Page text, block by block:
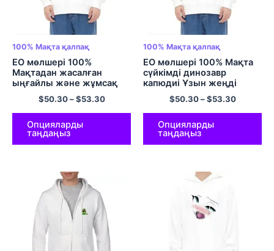
100% Мақта қалпақ
ЕО мөлшері 100%
Мақтадан жасалған
ыңғайлы және жұмсақ
капюшондар отбасылық
капюдиі Сәйкес келетін
капюди Үлкен өлшемді
пуловер капюшонды,
жеңі ұзын жейде көп
түсті
$50.30–$53.30
Опцияларды
таңдаңыз
100% Мақта қалпақ
ЕО мөлшері 100% Мақта
сүйкімді динозавр
капюдиі Ұзын жеңді
Кавайи капюшоны үлкен
размерлі мультфильмдік
кездейсоқ эстетикалық
пуловер көп түсті топас
$50.30–$53.30
Опцияларды
таңдаңыз